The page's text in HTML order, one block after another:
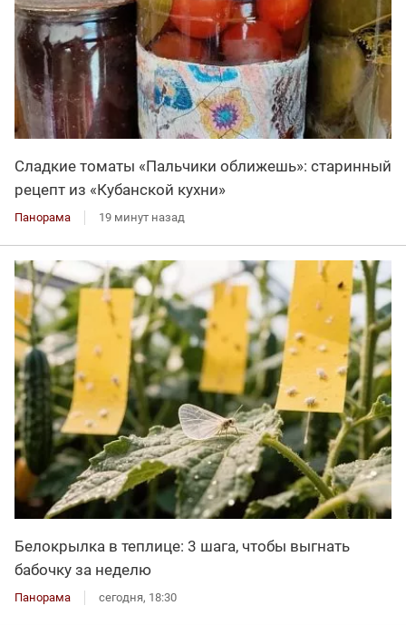
Сладкие томаты «Пальчики оближешь»: старинный
рецепт из «Кубанской кухни»
Панорама 19 минут назад
Белокрылка в теплице: 3 шага, чтобы выгнать
бабочку за неделю
Панорама сегодня, 18:30